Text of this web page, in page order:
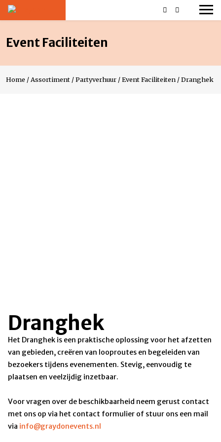
Event Faciliteiten
Home / Assortiment /Partyverhuur /Event Faciliteiten /Dranghek
Dranghek
Het Dranghek is een praktische oplossing voor het afzetten
van gebieden, creëren van looproutes en begeleiden van
bezoekers tijdens evenementen. Stevig, eenvoudig te
plaatsen en veelzijdig inzetbaar.
Voor vragen over de beschikbaarheid neem gerust contact
met ons op via het contact formulier of stuur ons een mail
via info@graydonevents.nl